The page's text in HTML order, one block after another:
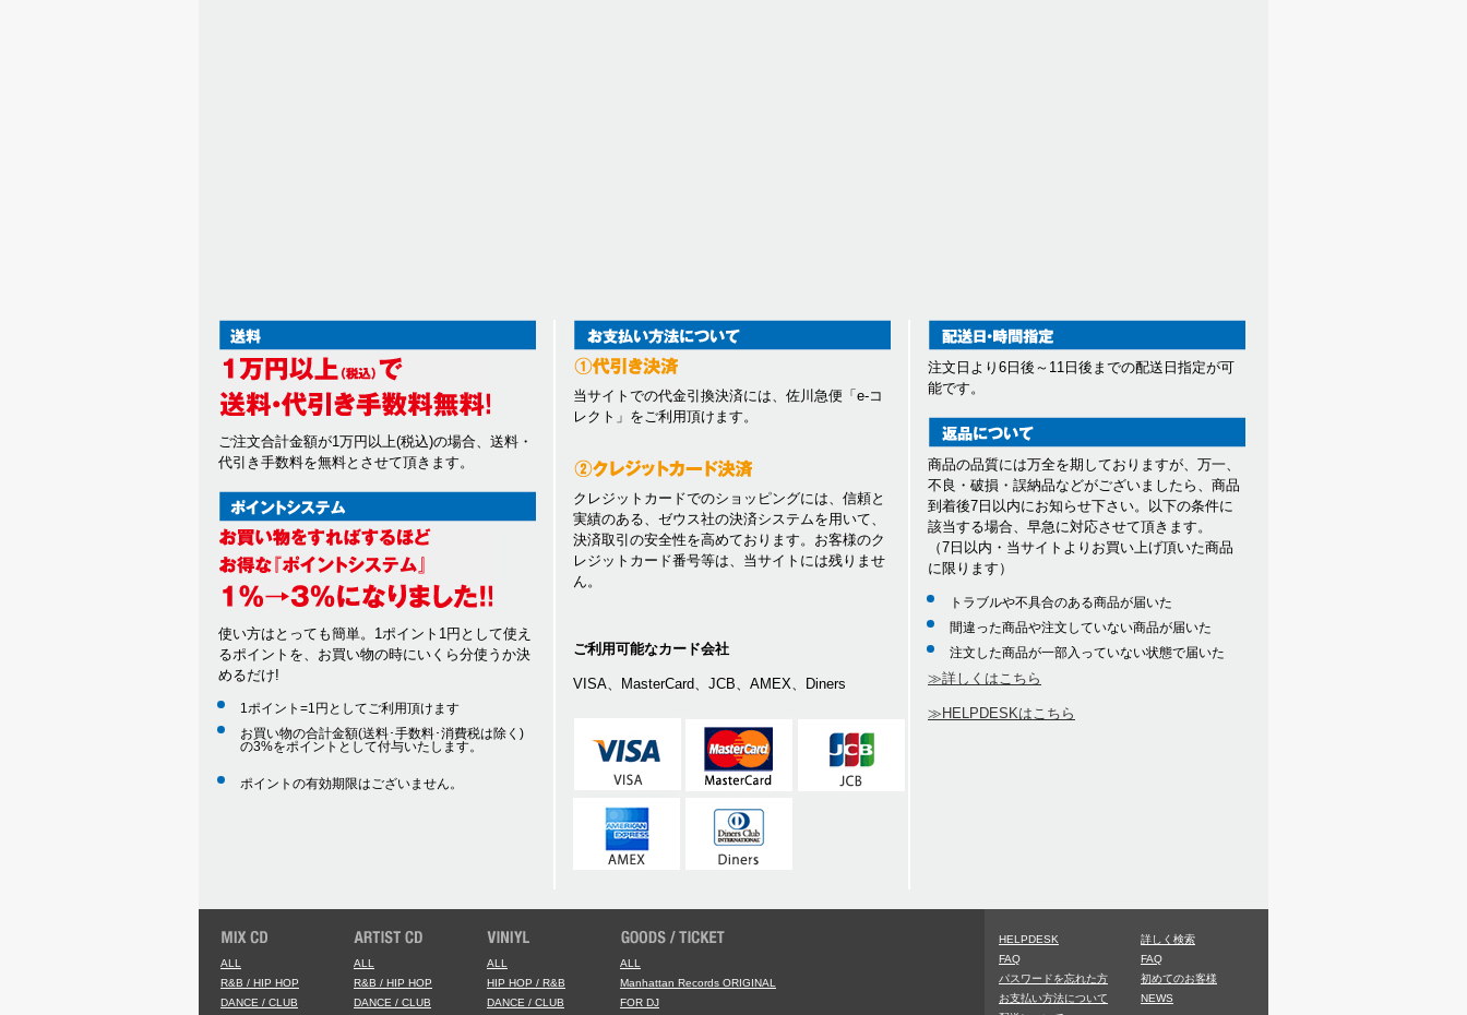
ご注文合計金額が1万円以上(税込)の場合、送料・
代引き手数料を無料とさせて頂きます。
使い方はとっても簡単。1ポイント1円として使え
るポイントを、お買い物の時にいくら分使うか決
めるだけ!
1ポイント=1円としてご利用頂けます
お買い物の合計金額(送料･手数料･消費税は除く)
の3%をポイントとして付与いたします。
ポイントの有効期限はございません。
当サイトでの代金引換決済には、佐川急便「e-コ
レクト」をご利用頂けます。
クレジットカードでのショッピングには、信頼と
実績のある、ゼウス社の決済システムを用いて、
決済取引の安全性を高めております。お客様のク
レジットカード番号等は、当サイトには残りませ
ん。
ご利用可能なカード会社
VISA、MasterCard、JCB、AMEX、Diners
注文日より6日後～11日後までの配送日指定が可
能です。
商品の品質には万全を期しておりますが、万一、
不良・破損・誤納品などがございましたら、商品
到着後7日以内にお知らせ下さい。以下の条件に
該当する場合、早急に対応させて頂きます。
（7日以内・当サイトよりお買い上げ頂いた商品
に限ります）
トラブルや不具合のある商品が届いた
間違った商品や注文していない商品が届いた
注文した商品が一部入っていない状態で届いた
≫詳しくはこちら
≫HELPDESKはこちら
ALL
R&B / HIP HOP
DANCE / CLUB
ALL
R&B / HIP HOP
DANCE / CLUB
ALL
HIP HOP / R&B
DANCE / CLUB
ALL
Manhattan Records ORIGINAL
FOR DJ
HELPDESK
FAQ
パスワードを忘れた方
お支払い方法について
詳しく検索
FAQ
初めてのお客様
NEWS